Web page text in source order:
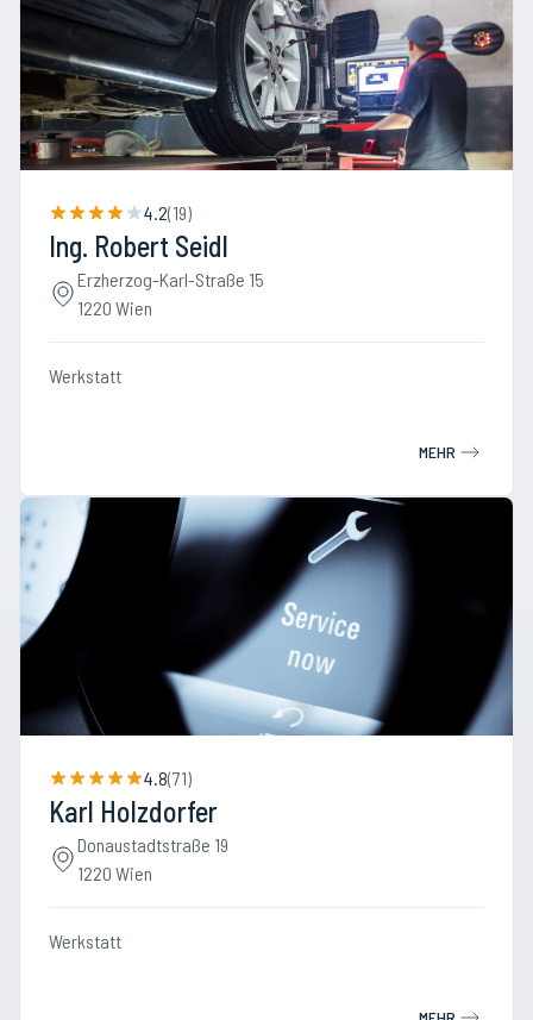
4.2(19)
Ing. Robert Seidl
Erzherzog-Karl-Straße 15
1220 Wien
Werkstatt
MEHR
4.8(71)
Karl Holzdorfer
Donaustadtstraße 19
1220 Wien
Werkstatt